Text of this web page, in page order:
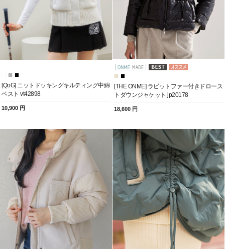
[QoG] ニットドッキングキルティング中綿
ベスト vt42898
10,900 円
[THE ONME] ラビットファー付きドロース
トダウンジャケット jp20178
18,600 円